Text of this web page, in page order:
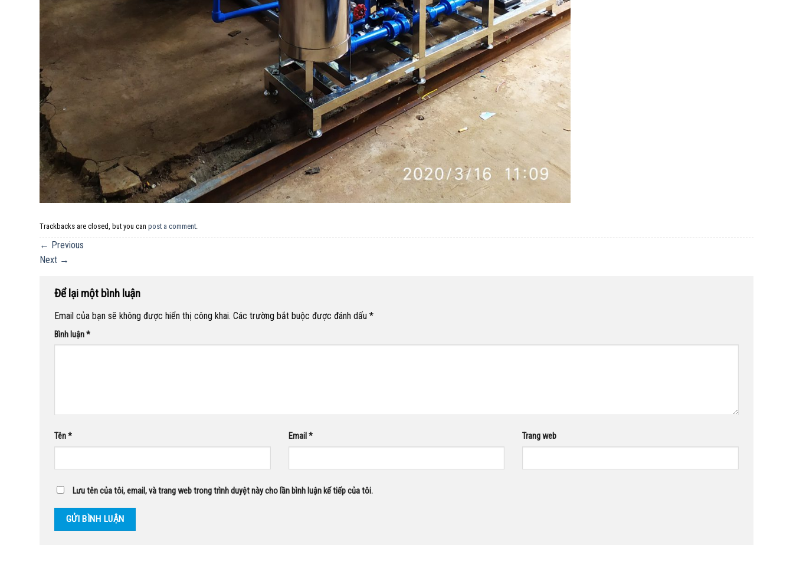
Trackbacks are closed, but you can post a comment.
← Previous
Next →
Để lại một bình luận
Email của bạn sẽ không được hiển thị công khai. Các trường bắt buộc được đánh dấu *
Bình luận*
Tên* Email * Trang web
Lưu tên của tôi, email, và trang web trong trình duyệt này cho lần bình luận kế tiếp của tôi.